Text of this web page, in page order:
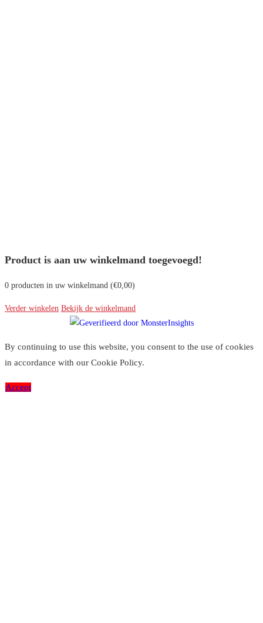
Product is aan uw winkelmand toegevoegd!
0 producten in uw winkelmand (€0,00)
Verder winkelen Bekijk de winkelmand
By continuing to use this website, you consent to the use of cookies
in accordance with our Cookie Policy.
Accept